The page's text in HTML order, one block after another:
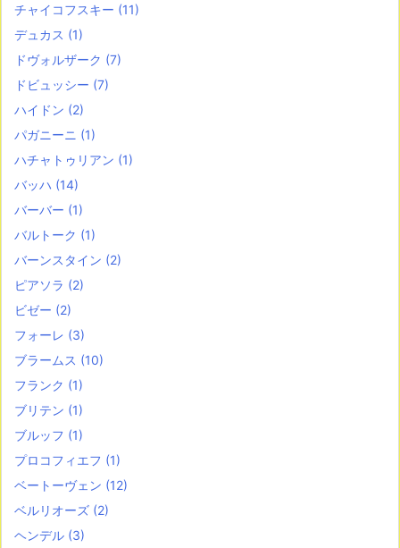
チャイコフスキー (11)
デュカス (1)
ドヴォルザーク (7)
ドビュッシー (7)
ハイドン (2)
パガニーニ (1)
ハチャトゥリアン (1)
バッハ (14)
バーバー (1)
バルトーク (1)
バーンスタイン (2)
ピアソラ (2)
ビゼー (2)
フォーレ (3)
ブラームス (10)
フランク (1)
ブリテン (1)
ブルッフ (1)
プロコフィエフ (1)
ベートーヴェン (12)
ベルリオーズ (2)
ヘンデル (3)